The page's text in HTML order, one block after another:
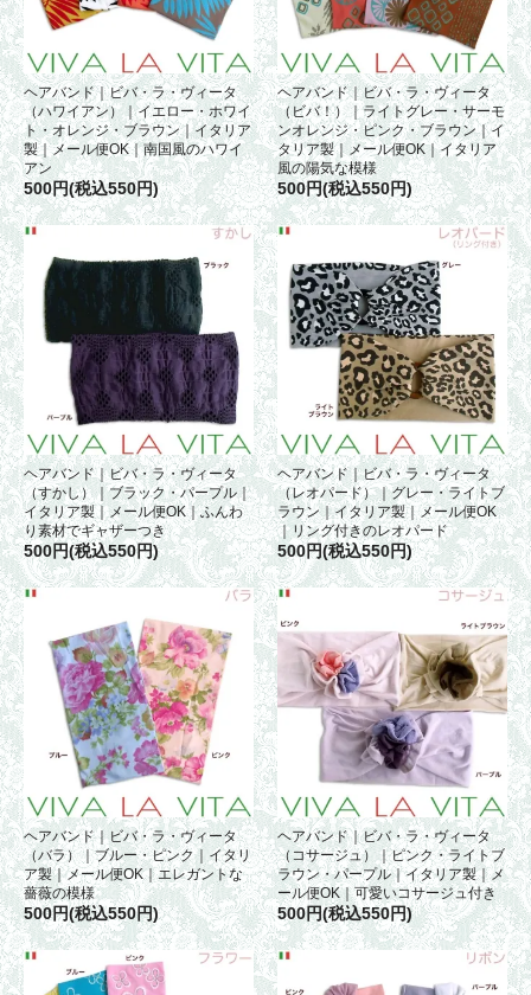
ヘアバンド｜ビバ・ラ・ヴィータ
（ハワイアン）｜イエロー・ホワイ
ト・オレンジ・ブラウン｜イタリア
製｜メール便OK｜南国風のハワイ
アン
500円(税込550円)
ヘアバンド｜ビバ・ラ・ヴィータ
（ビバ！）｜ライトグレー・サーモ
ンオレンジ・ピンク・ブラウン｜イ
タリア製｜メール便OK｜イタリア
風の陽気な模様
500円(税込550円)
ヘアバンド｜ビバ・ラ・ヴィータ
（すかし）｜ブラック・パープル｜
イタリア製｜メール便OK｜ふんわ
り素材でギャザーつき
500円(税込550円)
ヘアバンド｜ビバ・ラ・ヴィータ
（レオパード）｜グレー・ライトブ
ラウン｜イタリア製｜メール便OK
｜リング付きのレオパード
500円(税込550円)
ヘアバンド｜ビバ・ラ・ヴィータ
（バラ）｜ブルー・ピンク｜イタリ
ア製｜メール便OK｜エレガントな
薔薇の模様
500円(税込550円)
ヘアバンド｜ビバ・ラ・ヴィータ
（コサージュ）｜ピンク・ライトブ
ラウン・パープル｜イタリア製｜メ
ール便OK｜可愛いコサージュ付き
500円(税込550円)